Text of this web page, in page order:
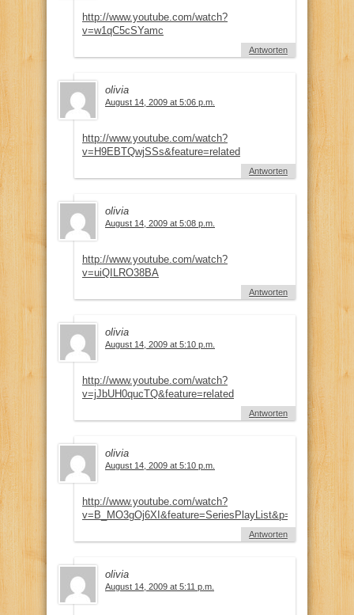
http://www.youtube.com/watch?
v=w1qC5cSYamc
Antworten
olivia
August 14, 2009 at 5:06 p.m.
http://www.youtube.com/watch?
v=H9EBTQwjSSs&feature=related
Antworten
olivia
August 14, 2009 at 5:08 p.m.
http://www.youtube.com/watch?
v=uiQILRO38BA
Antworten
olivia
August 14, 2009 at 5:10 p.m.
http://www.youtube.com/watch?
v=jJbUH0qucTQ&feature=related
Antworten
olivia
August 14, 2009 at 5:10 p.m.
http://www.youtube.com/watch?
Antworten
olivia
August 14, 2009 at 5:11 p.m.